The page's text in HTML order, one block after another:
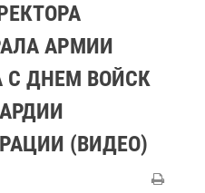
АРМИИ
С ДНЕМ ВОЙСК
(ВИДЕО)